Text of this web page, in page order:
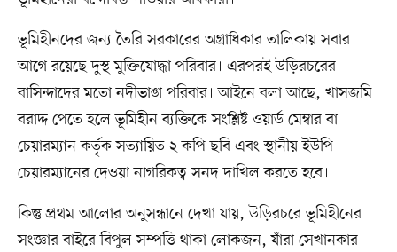
ভূমিহীনদের জন্য তৈরি সরকারের অগ্রাধিকার তালিকায় সবার
আগে রয়েছে দুস্থ মুক্তিযোদ্ধা পরিবার। এরপরই উড়িরচরের
বাসিন্দাদের মতো নদীভাঙা পরিবার। আইনে বলা আছে, খাসজমি
বরাদ্দ পেতে হলে ভূমিহীন ব্যক্তিকে সংশ্লিষ্ট ওয়ার্ড মেম্বার বা
চেয়ারম্যান কর্তৃক সত্যায়িত ২ কপি ছবি এবং স্থানীয় ইউপি
চেয়ারম্যানের দেওয়া নাগরিকত্ব সনদ দাখিল করতে হবে।
কিন্তু প্রথম আলোর অনুসন্ধানে দেখা যায়, উড়িরচরে ভূমিহীনের
সংজ্ঞার বাইরে বিপুল সম্পত্তি থাকা লোকজন, যাঁরা সেখানকার